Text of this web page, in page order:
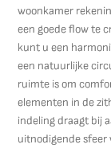
woonkamer
een goede flow te
kunt u een
een natuurlijke
ruimte is om
elementen in de
indeling draagt bij
uitnodigende sfeer